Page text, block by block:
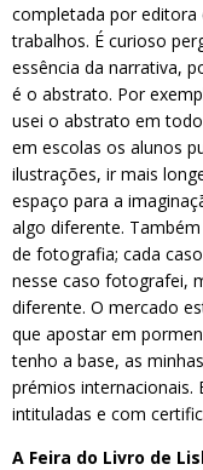
completada por editora
trabalhos. É curioso
essência da narrativa,
é o abstrato. Por
usei o abstrato em
em escolas os alunos
ilustrações, ir mais
espaço para a
algo diferente.
de fotografia; cada
nesse caso fotografei,
diferente. O mercado
que apostar em
tenho a base, as
prémios internacionais.
intituladas e com
A Feira do Livro de